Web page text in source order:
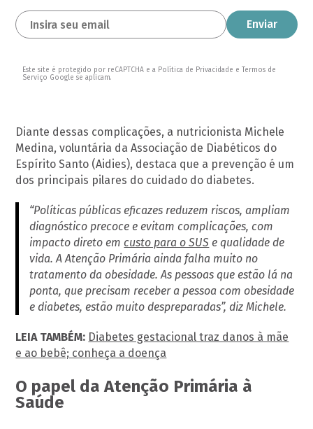
Este site é protegido por reCAPTCHA e a Política de Privacidade e Termos de
Serviço Google se aplicam.
Diante dessas complicações, a nutricionista Michele
Medina, voluntária da Associação de Diabéticos do
Espírito Santo (Aidies), destaca que a prevenção é um
dos principais pilares do cuidado do diabetes.
“Políticas públicas eficazes reduzem riscos, ampliam
diagnóstico precoce e evitam complicações, com
impacto direto emcusto para o SUS e qualidade de
vida. A Atenção Primária ainda falha muito no
tratamento da obesidade. As pessoas que estão lá na
ponta, que precisam receber a pessoa com obesidade
e diabetes, estão muito despreparadas”, diz Michele.
LEIA TAMBÉM: Diabetes gestacional traz danos à mãe
e ao bebê; conheça a doença
O papel da Atenção Primária à
Saúde